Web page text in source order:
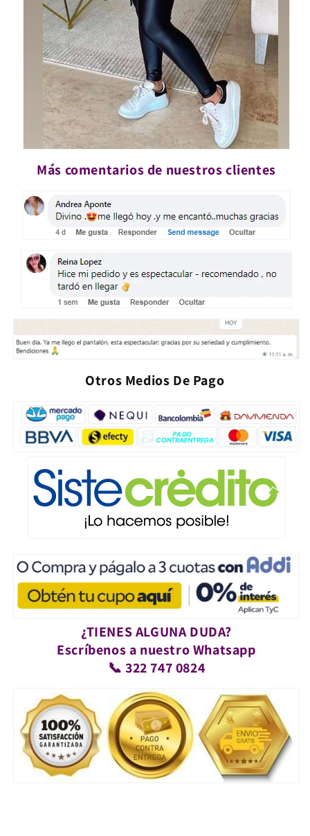
Más comentarios de nuestros clientes
Otros Medios De Pago
¿TIENES ALGUNA DUDA?
Escríbenos a nuestro Whatsapp
📞 322 747 0824